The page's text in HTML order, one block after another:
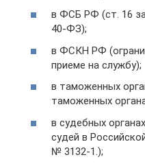
в ФСБ РФ (ст. 16
40-ФЗ);
в ФСКН РФ
приеме на службу);
в таможенных
таможенных
в судебных
судей в
№ 3132-1.);